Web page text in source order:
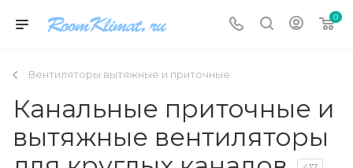
0
Вентиляторы вытяжные и приточные
Канальные приточные и
вытяжные вентиляторы